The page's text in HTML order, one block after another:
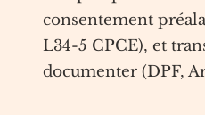
consentement
L34-5 CPCE), et
documenter (DPF,